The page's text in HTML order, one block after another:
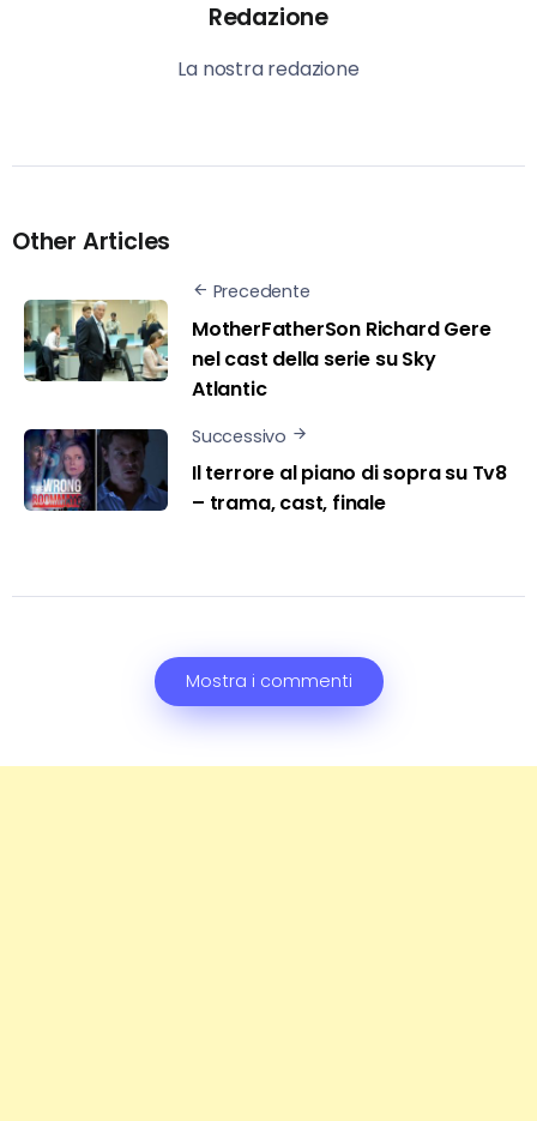
Redazione
La nostra redazione
Other Articles
Precedente
MotherFatherSon Richard Gere
nel cast della serie su Sky
Atlantic
Successivo
Il terrore al piano di sopra su Tv8
– trama, cast, finale
Mostra i commenti